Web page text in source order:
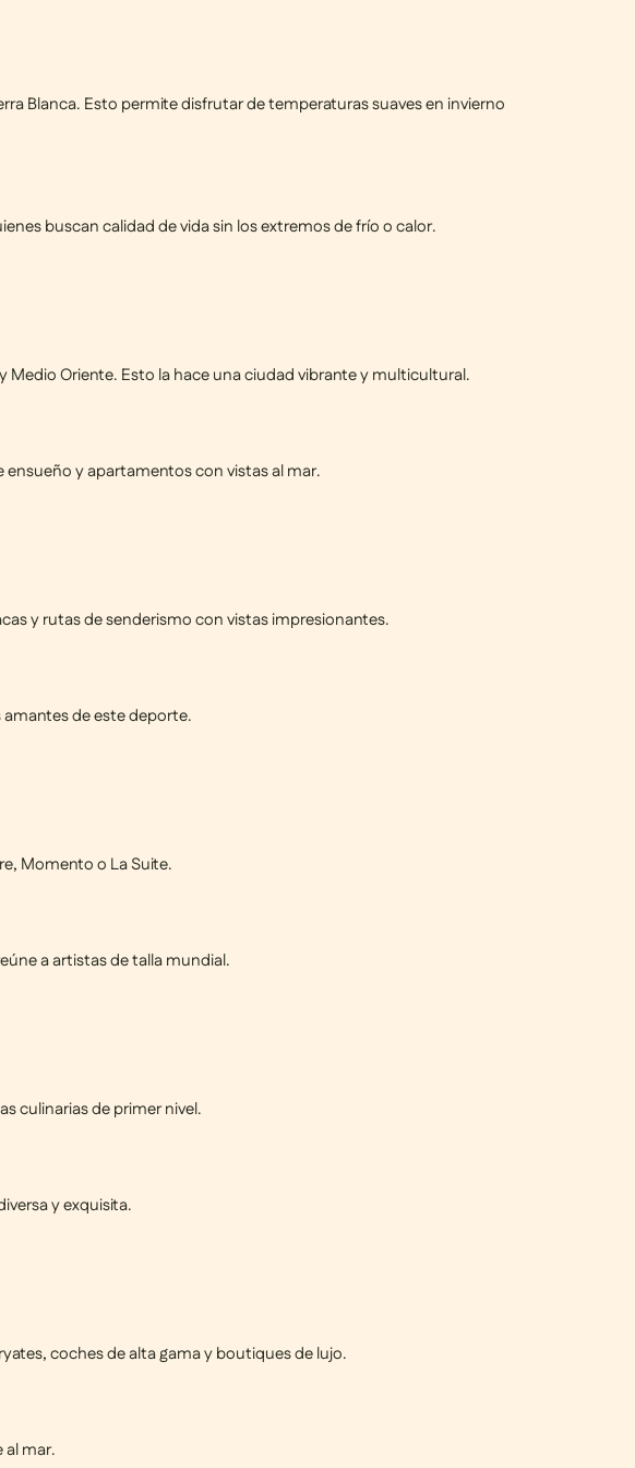
Blanca. Esto permite disfrutar de temperaturas suaves en invierno
buscan calidad de vida sin los extremos de frío o calor.
Oriente. Esto la hace una ciudad vibrante y multicultural.
ensueño y apartamentos con vistas al mar.
y rutas de senderismocon vistas impresionantes.
amantes de este deporte.
Momento o La Suite.
a artistas de talla mundial.
culinarias de primer nivel.
y exquisita.
coches de alta gama y boutiques de lujo.
al mar.